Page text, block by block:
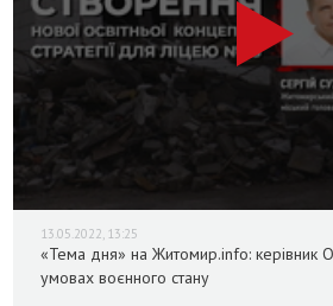
13.05.2022, 13:25
«Тема дня» на Житомир.info: керівник
умовах воєнного стану